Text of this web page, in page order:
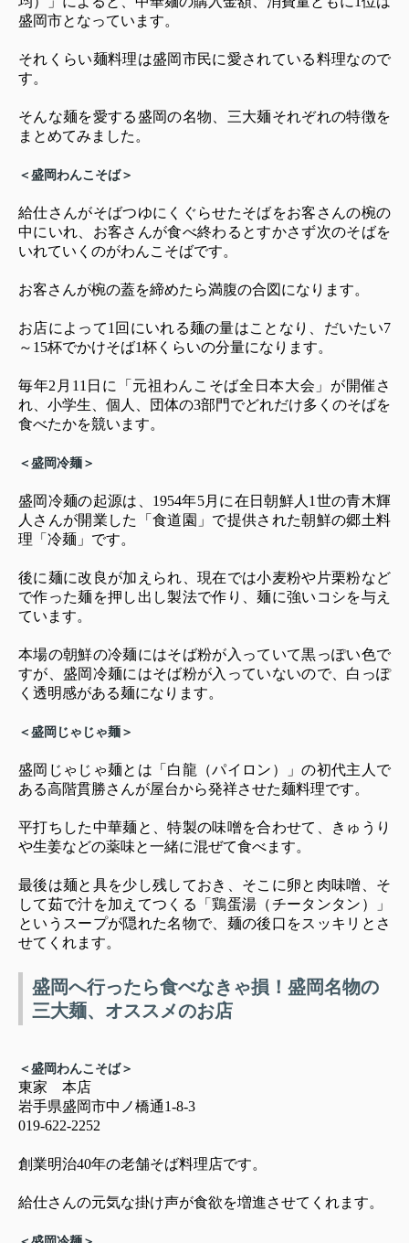
盛岡市となっています。
それくらい麺料理は盛岡市民に愛されている料理なので
す。
そんな麺を愛する盛岡の名物、三大麺それぞれの特徴を
まとめてみました。
＜盛岡わんこそば＞
給仕さんがそばつゆにくぐらせたそばをお客さんの椀の
中にいれ、お客さんが食べ終わるとすかさず次のそばを
いれていくのがわんこそばです。
お客さんが椀の蓋を締めたら満腹の合図になります。
お店によって1回にいれる麺の量はことなり、だいたい7
～15杯でかけそば1杯くらいの分量になります。
毎年2月11日に「元祖わんこそば全日本大会」が開催さ
れ、小学生、個人、団体の3部門でどれだけ多くのそばを
食べたかを競います。
＜盛岡冷麺＞
盛岡冷麺の起源は、1954年5月に在日朝鮮人1世の青木輝
人さんが開業した「食道園」で提供された朝鮮の郷土料
理「冷麺」です。
後に麺に改良が加えられ、現在では小麦粉や片栗粉など
で作った麺を押し出し製法で作り、麺に強いコシを与え
ています。
本場の朝鮮の冷麺にはそば粉が入っていて黒っぽい色で
すが、盛岡冷麺にはそば粉が入っていないので、白っぽ
く透明感がある麺になります。
＜盛岡じゃじゃ麺＞
盛岡じゃじゃ麺とは「白龍（パイロン）」の初代主人で
ある高階貫勝さんが屋台から発祥させた麺料理です。
平打ちした中華麺と、特製の味噌を合わせて、きゅうり
や生姜などの薬味と一緒に混ぜて食べます。
最後は麺と具を少し残しておき、そこに卵と肉味噌、そ
して茹で汁を加えてつくる「鶏蛋湯（チータンタン）」
というスープが隠れた名物で、麺の後口をスッキリとさ
せてくれます。
盛岡へ行ったら食べなきゃ損！盛岡名物の
三大麺、オススメのお店
＜盛岡わんこそば＞
東家 本店
岩手県盛岡市中ノ橋通1-8-3
019-622-2252
創業明治40年の老舗そば料理店です。
給仕さんの元気な掛け声が食欲を増進させてくれます。